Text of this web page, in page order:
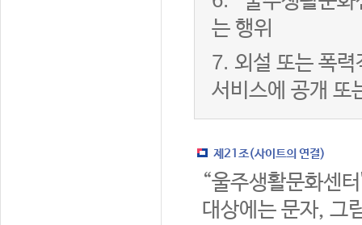
는 행위
7. 외설 또는 폭
서비스에 공개 또
제21조(사이트의 연결)
“울주생활문화센
대상에는 문자, 그